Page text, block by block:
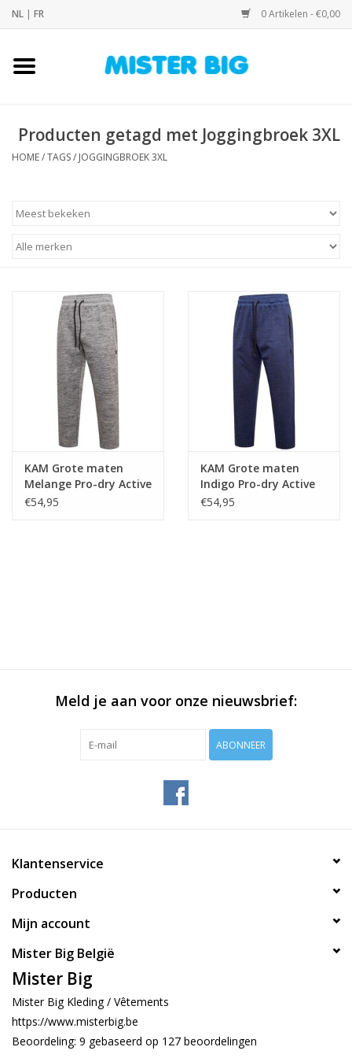
NL | FR 0 Artikelen - €0,00
Home
Onze Winkel
Contact
BLOGS
Producten getagd met Joggingbroek 3XL
HOME/TAGS/ JOGGINGBROEK 3XL
KAM Grote maten
Melange Pro-dry Active
Joggingbroek
€54,95
KAM Grote maten
Indigo Pro-dry Active
Joggingbroek
€54,95
Meld je aan voor onze nieuwsbrief:
ABONNEER
Klantenservice
Producten
Mijn account
Mister Big België
Mister Big
Mister Big Kleding / Vêtements
https://www.misterbig.be
Beoordeling: 9 gebaseerd op 127 beoordelingen